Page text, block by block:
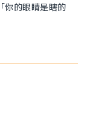
你的眼睛是瞎的